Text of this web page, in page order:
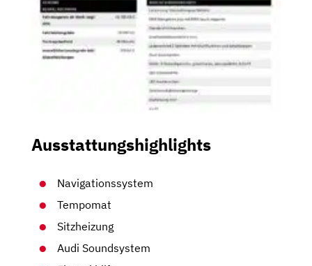
Ausstattungshighlights
Navigationssystem
Tempomat
Sitzheizung
Audi Soundsystem